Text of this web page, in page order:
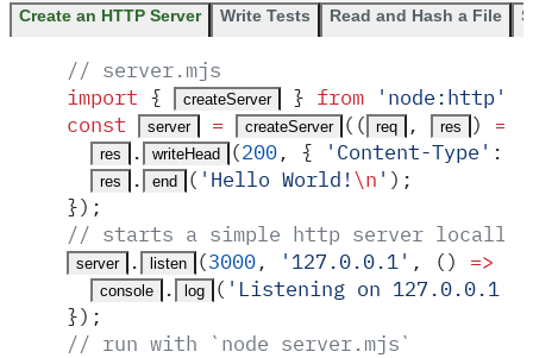
Create an HTTP Server Write Tests Read and Hash a File
// server.mjs
import { createServer } from ' node:http'
const
server = createServer ( ( req , res ) =>
res . writeHead (200, { ' Content-Type ' :
res . end ( ' Hello World!\n ' ) ;
}) ;
// starts a simple http server locally
server . listen (3000, ' 127.0.0.1 ' , () =>
console . log ( ' Listening on
}) ;
// run with `node server.mjs`